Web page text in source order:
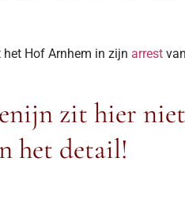
het Hof Arnhem in zijn arrest
zit hier
het detail!